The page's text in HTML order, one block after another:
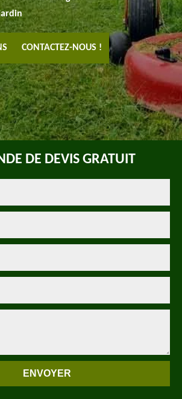
CONTACTEZ-NOUS !
DE DEVIS GRATUIT